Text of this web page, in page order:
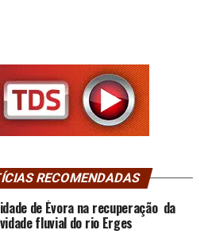
RECOMENDADAS
de Évora na recuperação da
fluvial do rio Erges